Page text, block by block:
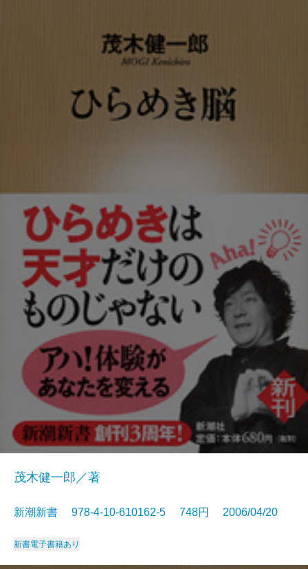
茂木健一郎／著
新潮新書 978-4-10-610162-5 748円 2006/04/20
新書電子書籍あり